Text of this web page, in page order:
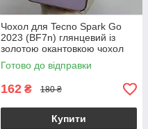
Чохол для Tecno Spark Go
2023 (BF7n) глянцевий із
золотою окантовкою чохол
на техно спарк го 2023
чорничний h7y
Готово до відправки
162 ₴ 180 ₴
Купити